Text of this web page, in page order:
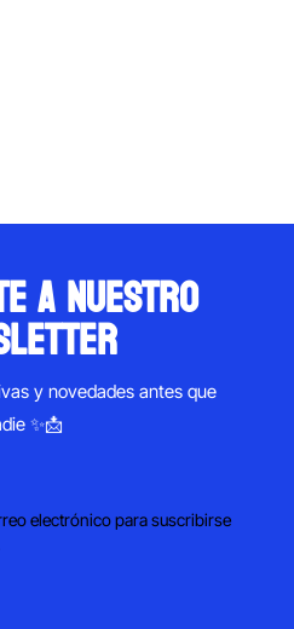
a nuestro
y novedades antes que
✨📩
electrónico para suscribirse